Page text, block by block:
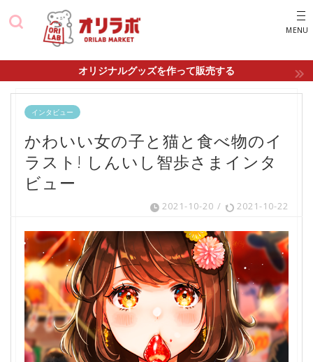
オリジナルグッズを作って販売する
インタビュー
かわいい女の子と猫と食べ物のイ
ラスト! しんいし智歩さまインタ
ビュー
2021-10-20 / 2021-10-22